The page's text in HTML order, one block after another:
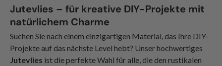
Jutevlies – für kreative DIY-Projekte mit
natürlichem Charme
Suchen Sie nach einem einzigartigen Material, das Ihre DIY-
Projekte auf das nächste Level hebt? Unser hochwertiges
Jutevlies ist die perfekte Wahl für alle, die den rustikalen